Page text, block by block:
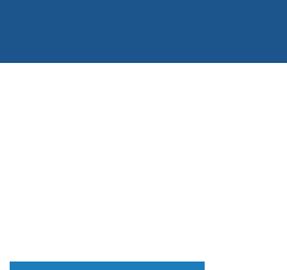
Word nu lid van
en geniet iedere week van het